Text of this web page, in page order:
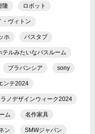
隆 ロボット
・ヴィトン
ホ バスタブ
テルみたいなバスルーム
ブラバンシア sony
ンテ2024
ラノデザインウィーク2024
ム 名作家具
ン SMWジャパン